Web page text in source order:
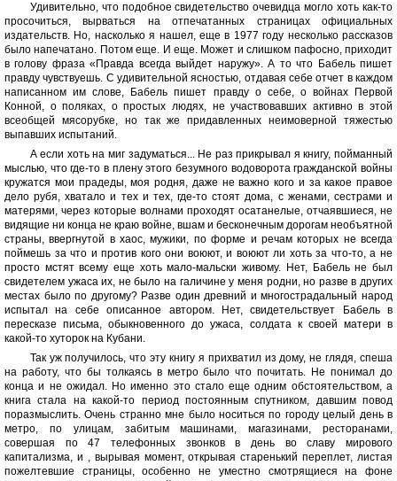
Удивительно, что подобное свидетельство очевидца могло хоть как-то
просочиться, вырваться на отпечатанных страницах официальных
издательств. Но, насколько я нашел, еще в 1977 году несколько рассказов
было напечатано. Потом еще. И еще. Может и слишком пафосно, приходит
в голову фраза «Правда всегда выйдет наружу». А то что Бабель пишет
правду чувствуешь. С удивительной ясностью, отдавая себе отчет в каждом
написанном им слове, Бабель пишет правду о себе, о войнах Первой
Конной, о поляках, о простых людях, не участвовавших активно в этой
всеобщей мясорубке, но так же придавленных неимоверной тяжестью
выпавших испытаний.
А если хоть на миг задуматься... Не раз прикрывал я книгу, пойманный
мыслью, что где-то в плену этого безумного водоворота гражданской войны
кружатся мои прадеды, моя родня, даже не важно кого и за какое правое
дело рубя, хватало и тех и тех, где-то стоят дома, с женами, сестрами и
матерями, через которые волнами проходят осатанелые, отчаявшиеся, не
видящие ни конца не краю войне, вшам и бесконечным дорогам необъятной
страны, ввергнутой в хаос, мужики, по форме и речам которых не всегда
поймешь за что и против кого они воюют, и воюют ли хоть за что-то, а не
просто мстят всему еще хоть мало-мальски живому. Нет, Бабель не был
свидетелем ужаса их, не было на галичине у меня родни, но разве в других
местах было по другому? Разве один древний и многострадальный народ
испытал на себе описанное автором. Нет, свидетельствует Бабель в
пересказе письма, обыкновенного до ужаса, солдата к своей матери в
какой-то хуторок на Кубани.
Так уж получилось, что эту книгу я прихватил из дому, не глядя, спеша
на работу, что бы толкаясь в метро было что почитать. Не понимал до
конца и не ожидал. Но именно это стало еще одним обстоятельством, а
книга стала на какой-то период постоянным спутником, давшим повод
поразмыслить. Очень странно мне было носиться по городу целый день в
метро, по улицам, забитым машинами, магазинами, ресторанами,
совершая по 47 телефонных звонков в день во славу мирового
капитализма, и , вырывая момент, открывая старенький переплет, листая
пожелтевшие страницы, особенно не уместно смотрящиеся на фоне